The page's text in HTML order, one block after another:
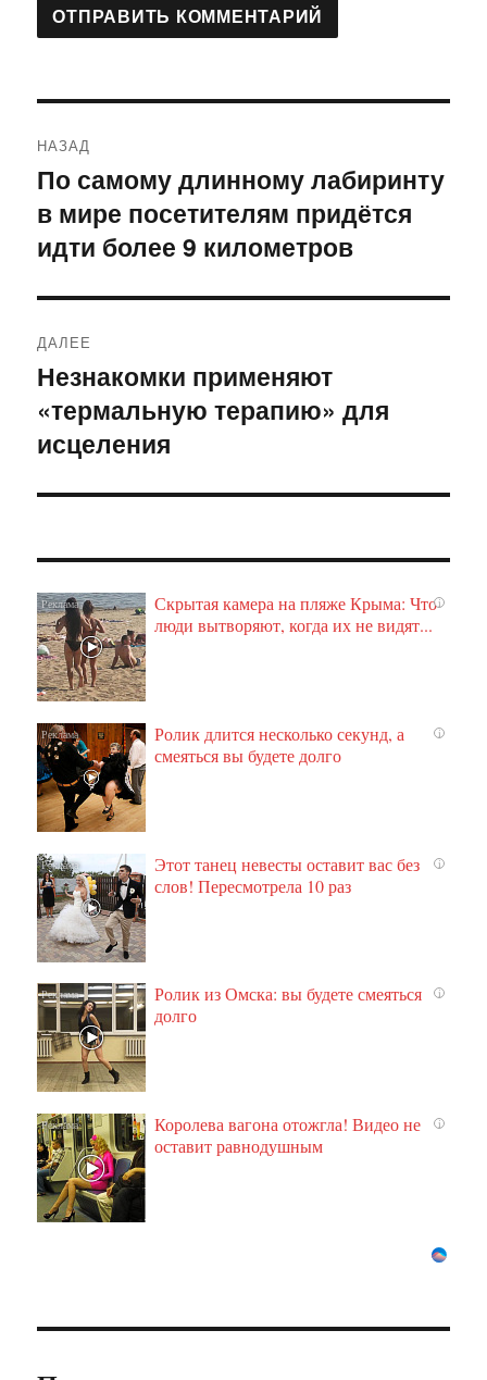
по
записям
НАЗАД
Предыдущая
запись:
По самому длинному лабиринту
в мире посетителям придётся
идти более 9 километров
ДАЛЕЕ
Следующая
запись:
Незнакомки применяют
«термальную терапию» для
исцеления
i
Скрытая камера на пляже Крыма: Что
люди вытворяют, когда их не видят...
i
Ролик длится несколько секунд, а
смеяться вы будете долго
i
Этот танец невесты оставит вас без
слов! Пересмотрела 10 раз
i
Ролик из Омска: вы будете смеяться
долго
i
Королева вагона отожгла! Видео не
оставит равнодушным